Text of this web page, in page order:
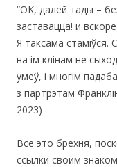
“OK, далей тады –
заставацца! и
Я таксама стаміўся.
на ім клінам не
умеў, і многім
з партрэтам
2023)
Все это брехня,
ссылки своим